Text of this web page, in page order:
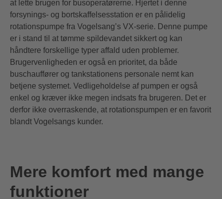
at lette brugen for busoperatørerne. Hjertet i denne
forsynings- og bortskaffelsesstation er en pålidelig
rotationspumpe fra Vogelsang’s VX-serie. Denne pumpe
er i stand til at tømme spildevandet sikkert og kan
håndtere forskellige typer affald uden problemer.
Brugervenligheden er også en prioritet, da både
buschauffører og tankstationens personale nemt kan
betjene systemet. Vedligeholdelse af pumpen er også
enkel og kræver ikke megen indsats fra brugeren. Det er
derfor ikke overraskende, at rotationspumpen er en favorit
blandt Vogelsangs kunder.
Mere komfort med mange
funktioner